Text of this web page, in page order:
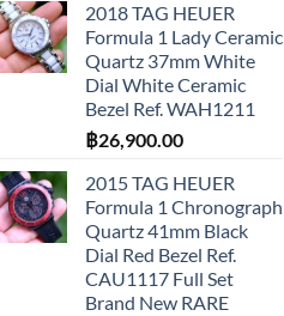
2018 TAG HEUER
Formula 1 Lady Ceramic
Quartz 37mm White
Dial White Ceramic
Bezel Ref. WAH1211
฿26,900.00
2015 TAG HEUER
Formula 1 Chronograph
Quartz 41mm Black
Dial Red Bezel Ref.
CAU1117 Full Set
Brand New RARE